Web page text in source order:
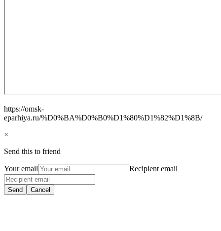
https://omsk-
eparhiya.ru/%D0%BA%D0%B0%D1%80%D1%82%D1%8B/
×
Send this to friend
Your email Recipient email
Send Cancel